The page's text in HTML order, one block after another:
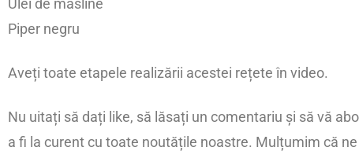
Ulei de măsline
Piper negru
Aveți toate etapele realizării acestei rețete în video.
Nu uitați să dați like, să lăsați un comentariu și să vă
a fi la curent cu toate noutățile noastre. Mulțumim că